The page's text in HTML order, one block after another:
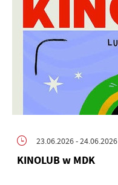
23.06.2026- 24.06.2026
KINOLUB w MDK